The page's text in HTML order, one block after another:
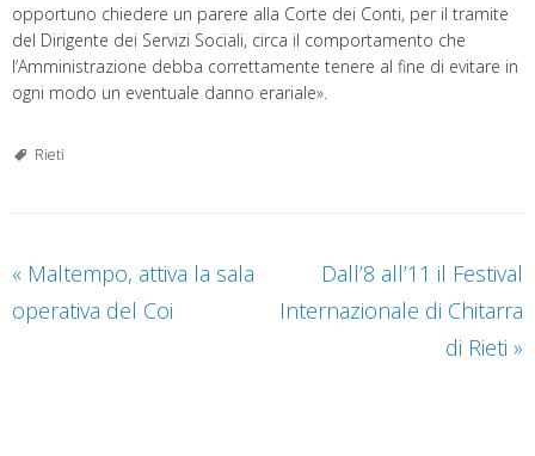
opportuno chiedere un parere alla Corte dei Conti, per il tramite
del Dirigente dei Servizi Sociali, circa il comportamento che
l’Amministrazione debba correttamente tenere al fine di evitare in
ogni modo un eventuale danno erariale».
Rieti
« Maltempo, attiva la sala
operativa del Coi
Dall’8 all’11 il Festival
Internazionale di Chitarra
di Rieti »